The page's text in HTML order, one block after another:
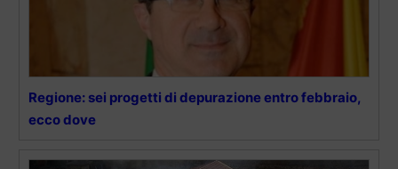
Regione: sei progetti di depurazione entro febbraio,
ecco dove